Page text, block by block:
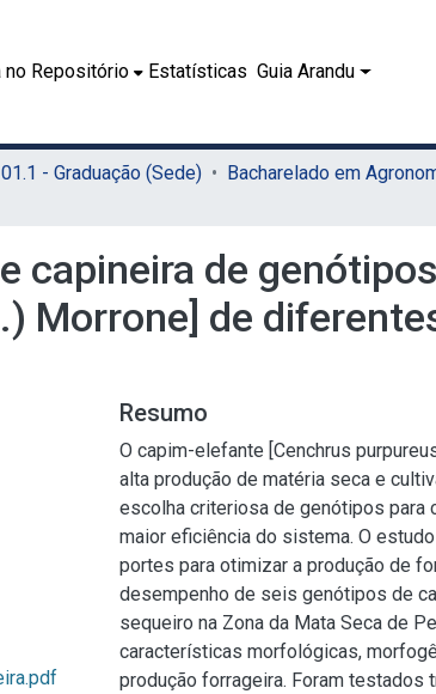
no Repositório Estatísticas Guia Arandu
01.1 - Graduação (Sede)
capineira de
Morrone] de
Resumo
O capim-elefante [Cenchrus
alta produção de matéria seca e
escolha criteriosa de genótipos para
maior eficiência do sistema. O
portes para otimizar a produção de
desempenho de seis genótipos de
sequeiro na Zona da Mata Seca de
características morfológicas,
produção forrageira. Foram testados